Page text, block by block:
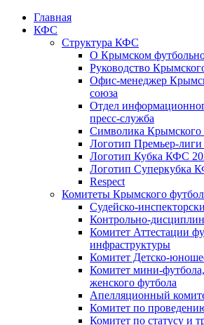
Главная
КФС
Структура КФС
О Крымском
Руководство
Офис-менеджер
союза
Отдел
пресс-служба
Символика Крымского
Логотип Премьер-
Логотип Кубка КФС
Логотип Суперкубка
Respect
Комитеты Крымского
Судейско-
Контрольно-
Комитет Аттестации
инфраструктуры
Комитет Детско-
Комитет мини-
женского футбола
Апелляционный
Комитет по
Комитет по статусу и